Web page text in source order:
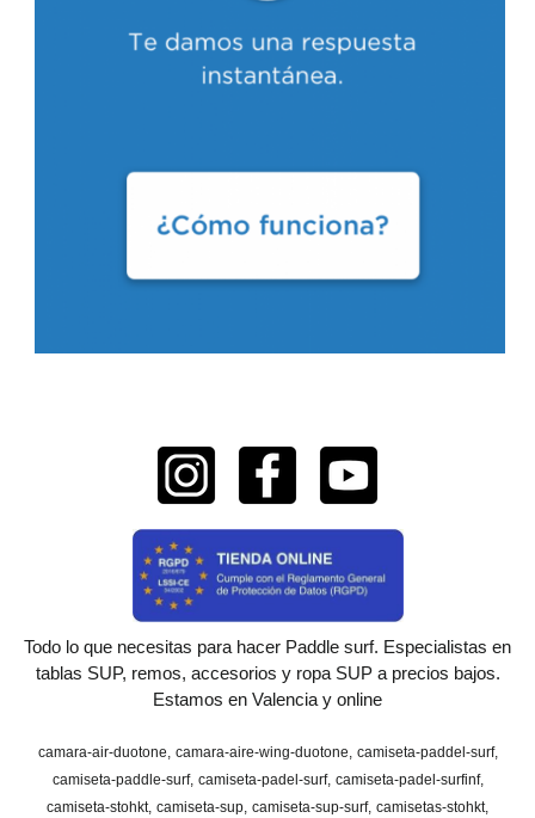
Todo lo que necesitas para hacer Paddle surf. Especialistas en
tablas SUP, remos, accesorios y ropa SUP a precios bajos.
Estamos en Valencia y online
camara-air-duotone camara-aire-wing-duotone camiseta-paddel-surf
camiseta-paddle-surf camiseta-padel-surf camiseta-padel-surfinf
camiseta-stohkt camiseta-sup camiseta-sup-surf camisetas-stohkt